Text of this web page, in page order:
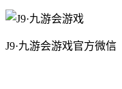
J9·九游会游戏官方微信